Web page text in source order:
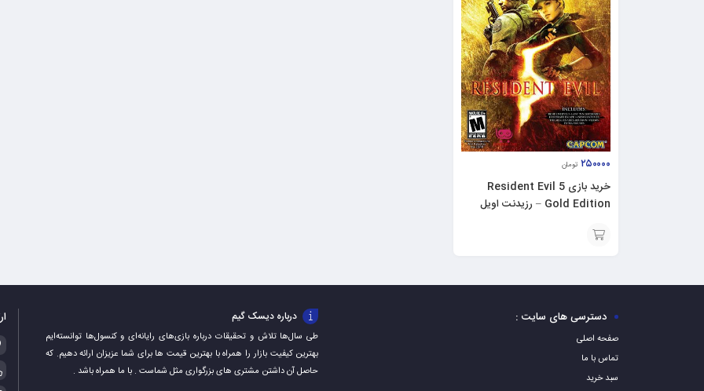
۲۵۰۰۰۰ تومان
خرید بازی Resident Evil 5
Gold Edition – رزیدنت اویل
به
دسترسی های سایت :
صفحه اصلی
تماس با ما
سبد خرید
درباره دیسک گیم
طی سال‌ها تلاش و تحقیقات درباره بازی‌های رایانه‌ای و کنسول‌ها توانسته‌ایم
بهترین کیفیت بازار را همراه با بهترین قیمت ها برای شما عزیزان ارائه دهیم. که
حاصل آن داشتن مشتری های بزرگواری مثل شماست . با ما همراه باشد .